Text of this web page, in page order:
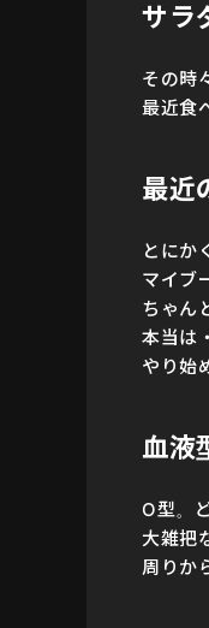
サラ
その時
最近食
最近
とにか
マイブ
ちゃん
本当は
やり始
血液
O型。
大雑把
周りか